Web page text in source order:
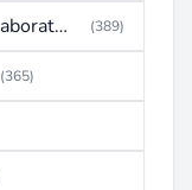
Instrumental (Eléctrico y Laboratorio) (389)
(365)